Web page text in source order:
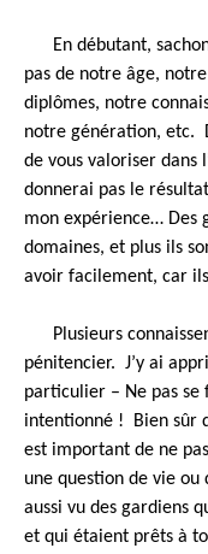
En débutant,
pas de notre âge,
diplômes, notre
notre génération, etc.
de vous valoriser dans
donnerai pas le
mon expérience… Des
domaines, et plus ils
avoir facilement, car
Plusieurs
pénitencier. J’y ai
particulier – Ne pas
intentionné ! Bien sûr
est important de ne
une question de vie ou
aussi vu des gardiens
et qui étaient prêts à